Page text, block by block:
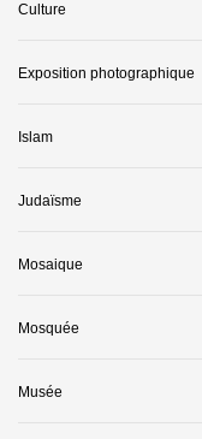
Culture
Exposition photographique
Islam
Judaïsme
Mosaique
Mosquée
Musée